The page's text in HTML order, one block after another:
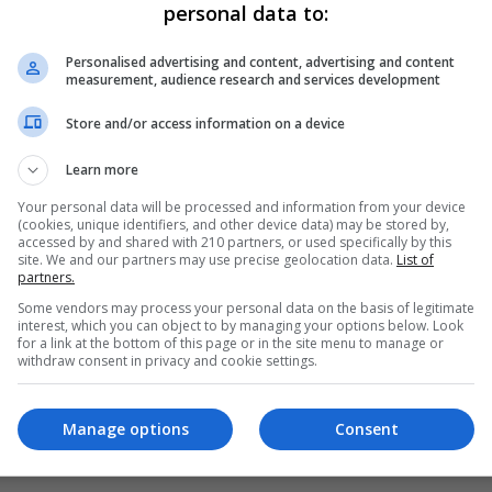
pokój dzienny z wyjściem na loggię,
sypialnia,
oddzielna, widna kuchnia,
łazienka z wanną,
przedpokój.
Mieszkanie jest ogrzewane z sieci miejskiej. Do lokalu
oferty może być ogród działkowy znajdujący się tuż za
Budynek znajduje się w spokojnej części miasta. W pobliżu
elementy infrastruktury miejskiej.
Zapraszamy do kontaktu.
Sylwester Paluch 796 888 467
PALUCH NIERUCHOMOŚCI ul. Mickiewicza 12 ( I piętro )
Ogłoszenie ma charakter wyłącznie informacyjny i nie
cywilnego.
personal data to:
Personalised advertising and content, advertising and content
measurement, audience research and services development
Store and/or access information on a device
Learn more
Your personal data will be processed and information from your device
(cookies, unique identifiers, and other device data) may be stored by,
accessed by and shared with 210 partners, or used specifically by this
site. We and our partners may use precise geolocation data. List of
partners.
Some vendors may process your personal data on the basis of legitimate
interest, which you can object to by managing your options below. Look
for a link at the bottom of this page or in the site menu to manage or
withdraw consent in privacy and cookie settings.
Consent
Manage options